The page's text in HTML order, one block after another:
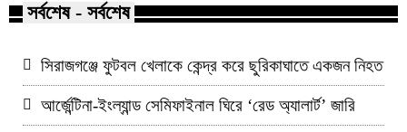
সর্বশেষ - সর্বশেষ
সিরাজগঞ্জে ফুটবল খেলাকে কেন্দ্র করে ছুরিকাঘাতে একজন নিহত
আর্জেন্টিনা-ইংল্যান্ড সেমিফাইনাল ঘিরে ‘রেড অ্যালার্ট’ জারি